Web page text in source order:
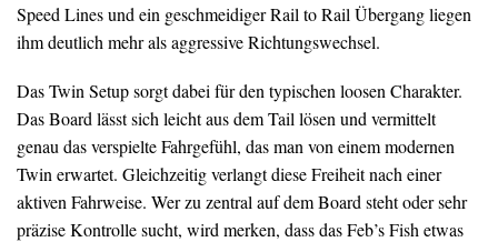
Speed Lines und ein geschmeidiger Rail to Rail Übergang liegen
ihm deutlich mehr als aggressive Richtungswechsel.
Das Twin Setup sorgt dabei für den typischen loosen Charakter.
Das Board lässt sich leicht aus dem Tail lösen und vermittelt
genau das verspielte Fahrgefühl, das man von einem modernen
Twin erwartet. Gleichzeitig verlangt diese Freiheit nach einer
aktiven Fahrweise. Wer zu zentral auf dem Board steht oder sehr
präzise Kontrolle sucht, wird merken, dass das Feb’s Fish etwas